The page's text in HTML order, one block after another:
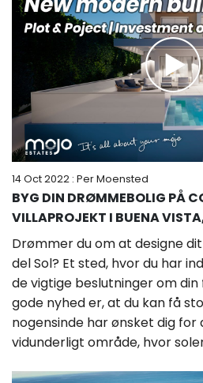
14 Oct 2022 : Per Moensted
BYG DIN DRØMMEBOLIG PÅ
VILLAPROJEKT I BUENA
Drømmer du om at designe
del Sol? Et sted, hvor du har
de vigtige beslutninger om
gode nyhed er, at du kan få
nogensinde har ønsket dig for
vidunderligt område, hvor